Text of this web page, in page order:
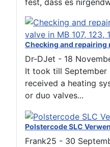
fest, dass es
Checking and repairing
Dr-DJet - 18
It took till September
received a heating
or duo valves...
Polstercode SLC
Frank25 - 30